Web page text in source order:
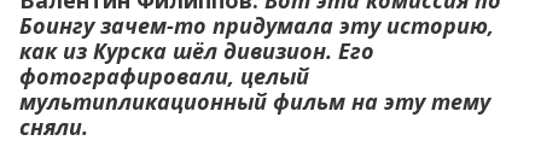
Боингу зачем-то придумала эту историю,
как из Курска шёл дивизион. Его
фотографировали, целый
мультипликационный фильм на эту тему
сняли.